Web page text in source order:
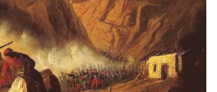
τα καντούνια της Βοστίτσας ο Φλέσσας ξεστόμιζε
για την αξημέρωτη μέρα που τα πέταλά της
έμπα του άνεμου. Ένα κοράκι φρενιασμένο
Να πάει να βρεί τις γκιόσες του. Οι